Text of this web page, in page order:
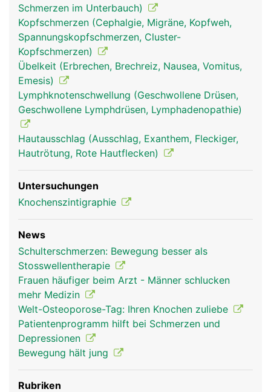
Schmerzen im Unterbauch)
Kopfschmerzen (Cephalgie, Migräne, Kopfweh,
Spannungskopfschmerzen, Cluster-
Kopfschmerzen)
Übelkeit (Erbrechen, Brechreiz, Nausea, Vomitus,
Emesis)
Lymphknotenschwellung (Geschwollene Drüsen,
Geschwollene Lymphdrüsen, Lymphadenopathie)
Hautausschlag (Ausschlag, Exanthem, Fleckiger,
Hautrötung, Rote Hautflecken)
Untersuchungen
Knochenszintigraphie
News
Schulterschmerzen: Bewegung besser als
Stosswellentherapie
Frauen häufiger beim Arzt - Männer schlucken
mehr Medizin
Welt-Osteoporose-Tag: Ihren Knochen zuliebe
Patientenprogramm hilft bei Schmerzen und
Depressionen
Bewegung hält jung
Rubriken